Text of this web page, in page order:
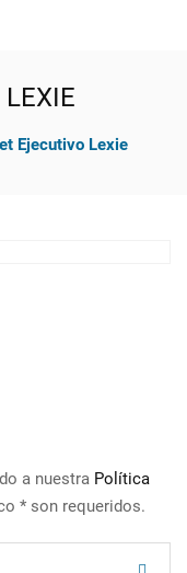
Ejecutivo Lexie
a nuestra Política
* son requeridos.